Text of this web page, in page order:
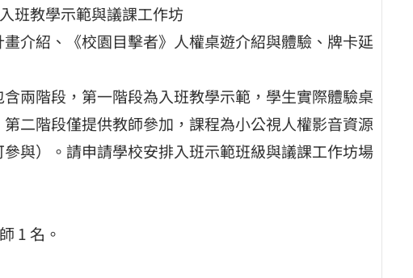
班教學示範與議課工作坊
介紹、《校園目擊者》人權桌遊介紹與體驗、牌卡延
兩階段，第一階段為入班教學示範，學生實際體驗桌
二階段僅提供教師參加，課程為小公視人權影音資源
與）。請申請學校安排入班示範班級與議課工作坊場
1 名。